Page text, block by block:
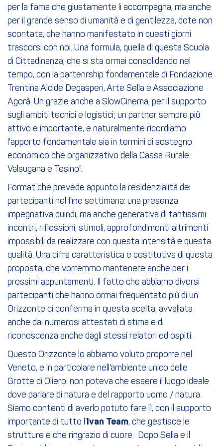
per la fama che giustamente li accompagna, ma anche
per il grande senso di umanità e di gentilezza, dote non
scontata, che hanno manifestato in questi giorni
trascorsi con noi. Una formula, quella di questa Scuola
di Cittadinanza, che si sta ormai consolidando nel
tempo, con la partenrship fondamentale di Fondazione
Trentina Alcide Degasperi, Arte Sella e Associazione
Agorà. Un grazie anche a SlowCinema, per il supporto
sugli ambiti tecnici e logistici; un partner sempre più
attivo e importante, e naturalmente ricordiamo
l'apporto fondamentale sia in termini di sostegno
economico che organizzativo della Cassa Rurale
Valsugana e Tesino".
Format che prevede appunto la residenzialità dei
partecipanti nel fine settimana: una presenza
impegnativa quindi, ma anche generativa di tantissimi
incontri, riflessioni, stimoli, approfondimenti altrimenti
impossibili da realizzare con questa intensità e questa
qualità. Una cifra caratteristica e costitutiva di questa
proposta, che vorremmo mantenere anche per i
prossimi appuntamenti. Il fatto che abbiamo diversi
partecipanti che hanno ormai frequentato più di un
Orizzonte ci conferma in questa scelta, avvallata
anche dai numerosi attestati di stima e di
riconoscenza anche dagli stessi relatori ed ospiti.
Questo Orizzonte lo abbiamo voluto proporre nel
Veneto, e in particolare nell’ambiente unico delle
Grotte di Oliero: non poteva che essere il luogo ideale
dove parlare di natura e del rapporto uomo / natura.
Siamo contenti di averlo potuto fare lì, con il supporto
importante di tutto l’Ivan Team, che gestisce le
strutture e che ringrazio di cuore. Dopo Sella e il